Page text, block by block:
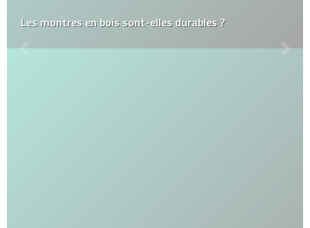
Les montres en bois sont-elles durables ?